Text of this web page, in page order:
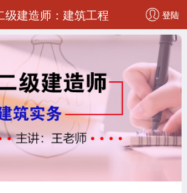
级建造师：建筑工程 登陆